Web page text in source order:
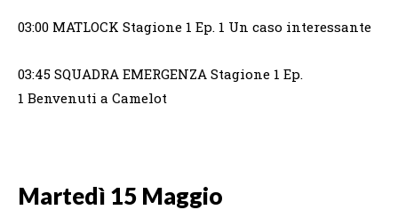
03:00 MATLOCK Stagione 1 Ep. 1 Un caso interessante
03:45 SQUADRA EMERGENZA Stagione 1 Ep.
1 Benvenuti a Camelot
Martedì 15 Maggio